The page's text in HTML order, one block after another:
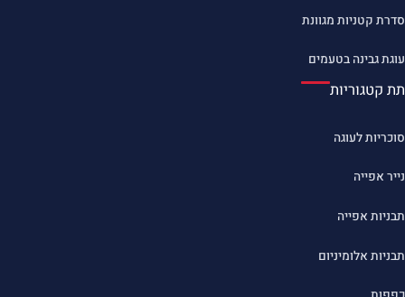
סדרת קטניות מגוונת
עוגת גבינה בטעמים
תת קטגוריות
סוכריות לעוגה
נייר אפייה
תבניות אפייה
תבניות אלומיניום